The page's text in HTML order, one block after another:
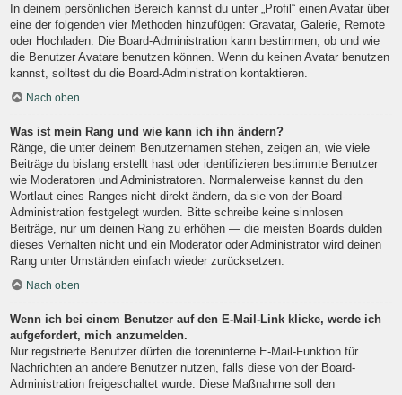
In deinem persönlichen Bereich kannst du unter „Profil“ einen Avatar über
eine der folgenden vier Methoden hinzufügen: Gravatar, Galerie, Remote
oder Hochladen. Die Board-Administration kann bestimmen, ob und wie
die Benutzer Avatare benutzen können. Wenn du keinen Avatar benutzen
kannst, solltest du die Board-Administration kontaktieren.
Nach oben
Was ist mein Rang und wie kann ich ihn ändern?
Ränge, die unter deinem Benutzernamen stehen, zeigen an, wie viele
Beiträge du bislang erstellt hast oder identifizieren bestimmte Benutzer
wie Moderatoren und Administratoren. Normalerweise kannst du den
Wortlaut eines Ranges nicht direkt ändern, da sie von der Board-
Administration festgelegt wurden. Bitte schreibe keine sinnlosen
Beiträge, nur um deinen Rang zu erhöhen — die meisten Boards dulden
dieses Verhalten nicht und ein Moderator oder Administrator wird deinen
Rang unter Umständen einfach wieder zurücksetzen.
Nach oben
Wenn ich bei einem Benutzer auf den E-Mail-Link klicke, werde ich
aufgefordert, mich anzumelden.
Nur registrierte Benutzer dürfen die foreninterne E-Mail-Funktion für
Nachrichten an andere Benutzer nutzen, falls diese von der Board-
Administration freigeschaltet wurde. Diese Maßnahme soll den